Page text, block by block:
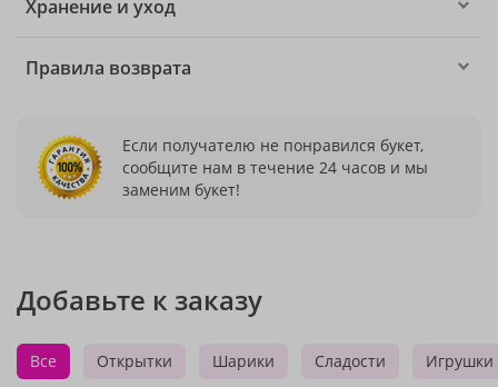
Хранение и уход
Правила возврата
Если получателю не понравился букет,
сообщите нам в течение 24 часов и мы
заменим букет!
Добавьте к заказу
Все Открытки Шарики Сладости Игрушки